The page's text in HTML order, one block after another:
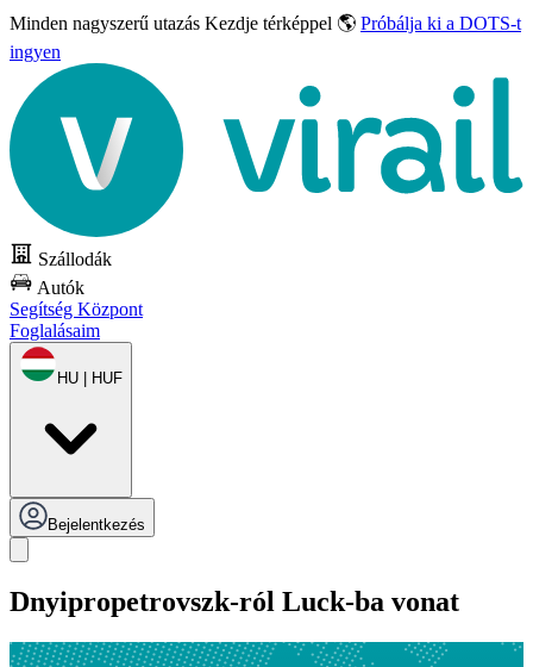
Minden nagyszerű utazás Kezdje térképpel 🌎 Próbálja ki a DOTS-t
ingyen
Szállodák
Autók
Segítség Központ
Foglalásaim
HU | HUF
Bejelentkezés
Dnyipropetrovszk-ról Luck-ba vonat